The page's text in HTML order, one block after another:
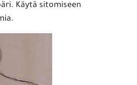
Käytä sitomiseen